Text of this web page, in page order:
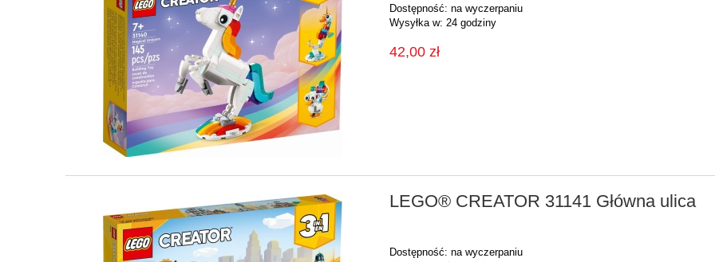
Dostępność: na wyczerpaniu
Wysyłka w: 24 godziny
42,00 zł
LEGO® CREATOR 31141 Główna ulica
Dostępność: na wyczerpaniu